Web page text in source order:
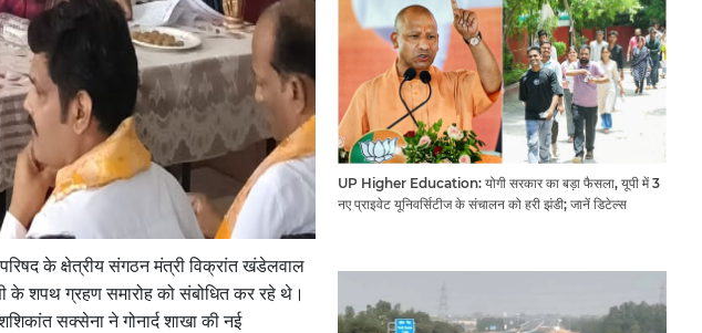
के क्षेत्रीय संगठन मंत्री विक्रांत खंडेलवाल
के शपथ ग्रहण समारोह को संबोधित कर रहे थे।
सक्सेना ने गोनार्द शाखा की नई
UP Higher Education: योगी सरकार का बड़ा फैसला, यूपी में 3
नए प्राइवेट यूनिवर्सिटीज के संचालन को हरी झंडी; जानें डिटेल्स